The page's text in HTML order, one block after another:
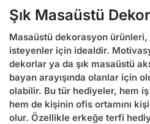
Şık Masaüstü
Masaüstü dekorasyon
isteyenler için idealdir.
dekorlar ya da şık masaüstü
bayan arayışında olanlar için
olabilir. Bu tür hediyeler, hem
hem de kişinin ofis ortamını
olur. Özellikle erkeğe terfi